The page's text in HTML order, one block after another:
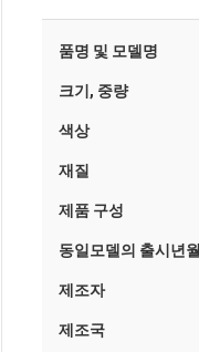
품명 및 모델명
크기, 중량
색상
재질
제품 구성
동일모델의 출시년월
제조자
제조국